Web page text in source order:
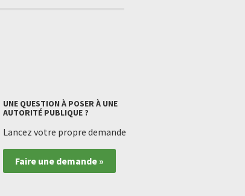
UNE QUESTION À POSER À UNE
AUTORITÉ PUBLIQUE ?
Lancez votre propre demande
Faire une demande »